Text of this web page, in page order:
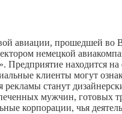
авиации, прошедшей во
немецкой
находится на
клиенты могут
станут
мужчин, готовых
корпорации, чья